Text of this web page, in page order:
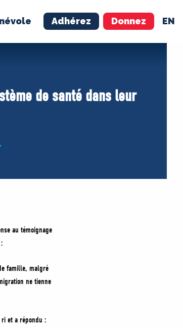
Adhérez Donnez EN
ADHÉREZ
de santé dans leur
au témoignage
famille, malgré
ne tienne
ri et a répondu :